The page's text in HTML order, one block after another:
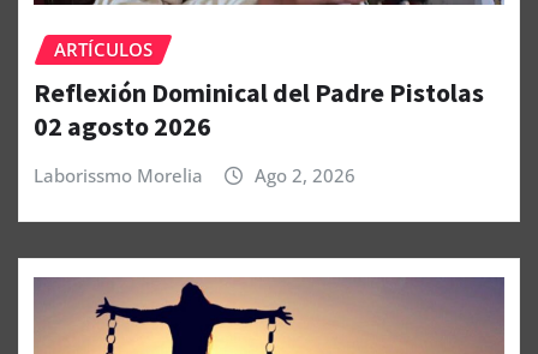
ARTÍCULOS
Reflexión Dominical del Padre Pistolas
02 agosto 2026
Laborissmo Morelia Ago 2, 2026